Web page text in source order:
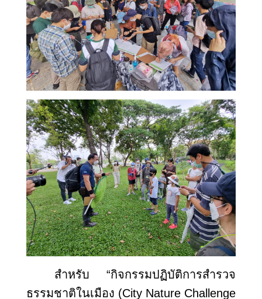
สำหรับ “กิจกรรมปฏิบัติการสำรวจ
ธรรมชาติในเมือง (City Nature Challenge